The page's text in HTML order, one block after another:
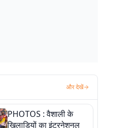
और देखें
PHOTOS : वैशाली के
खिलाड़ियों का इंटरनेशनल